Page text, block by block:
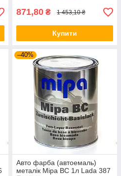
871,80 ₴ 1 453,10 ₴
Купити
–40%
Авто фарба (автоемаль)
металік Mipa BC 1л Lada 387